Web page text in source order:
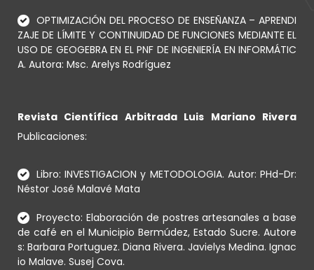
OPTIMIZACIÓN DEL PROCESO DE ENSEÑANZA – APRENDI
ZAJE DE LÍMITE Y CONTINUIDAD DE FUNCIONES MEDIANTE EL
USO DE GEOGEBRA EN EL PNF DE INGENIERÍA EN INFORMÁTIC
A. Autora: Msc. Arelys Rodríguez
Revista Científica Arbitrada Luis Mariano Rivera
Publicaciones:
Libro: INVESTIGACION y METODOLOGIA. Autor: PHd-Dr:
Néstor José Malavé Mata
Proyecto: Elaboración de postres artesanales a base
de café en el Municipio Bermúdez, Estado Sucre. Autore
s: Barbara Portuguez. Diana Rivera. Javielys Medina. Ignac
io Malave. Susej Cova.